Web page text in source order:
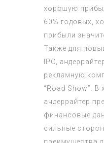
хорошую
60% годовых,
прибыли
Также для
IPO,
рекламную
“Road Show”. В
андеррайтер
финансовые
сильные